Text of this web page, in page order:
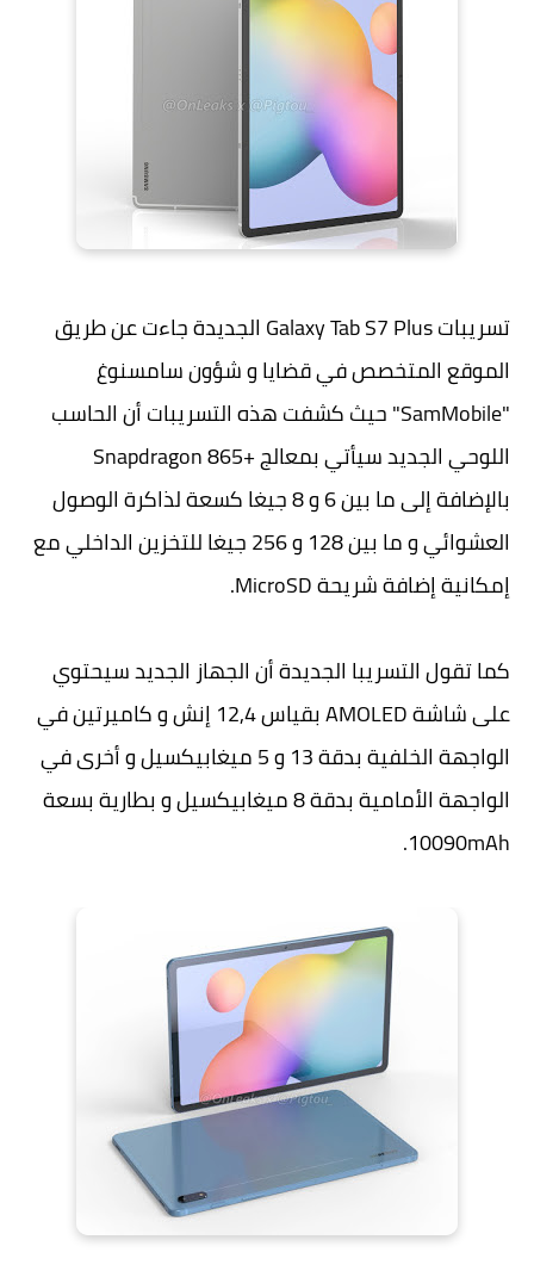
تسريبات Galaxy Tab S7 Plus الجديدة جاءت عن طريق
الموقع المتخصص في قضايا و شؤون سامسنوغ
"SamMobile" حيث كشفت هذه التسريبات أن الحاسب
اللوحي الجديد سيأتي بمعالج +Snapdragon 865
بالإضافة إلى ما بين 6 و 8 جيغا كسعة لذاكرة الوصول
العشوائي و ما بين 128 و 256 جيغا للتخزين الداخلي مع
إمكانية إضافة شريحة MicroSD.
كما تقول التسريبا الجديدة أن الجهاز الجديد سيحتوي
على شاشة AMOLED بقياس 12,4 إنش و كاميرتين في
الواجهة الخلفية بدقة 13 و 5 ميغابيكسيل و أخرى في
الواجهة الأمامية بدقة 8 ميغابيكسيل و بطارية بسعة
10090mAh.